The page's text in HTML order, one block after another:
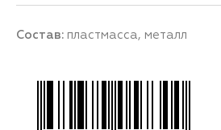
Состав: пластмасса, металл